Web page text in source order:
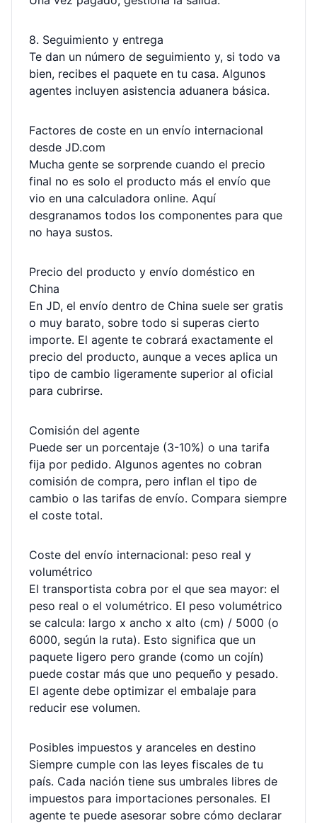
8. Seguimiento y entrega
Te dan un número de seguimiento y, si todo va
bien, recibes el paquete en tu casa. Algunos
agentes incluyen asistencia aduanera básica.
Factores de coste en un envío internacional
desde JD.com
Mucha gente se sorprende cuando el precio
final no es solo el producto más el envío que
vio en una calculadora online. Aquí
desgranamos todos los componentes para que
no haya sustos.
Precio del producto y envío doméstico en
China
En JD, el envío dentro de China suele ser gratis
o muy barato, sobre todo si superas cierto
importe. El agente te cobrará exactamente el
precio del producto, aunque a veces aplica un
tipo de cambio ligeramente superior al oficial
para cubrirse.
Comisión del agente
Puede ser un porcentaje (3-10%) o una tarifa
fija por pedido. Algunos agentes no cobran
comisión de compra, pero inflan el tipo de
cambio o las tarifas de envío. Compara siempre
el coste total.
Coste del envío internacional: peso real y
volumétrico
El transportista cobra por el que sea mayor: el
peso real o el volumétrico. El peso volumétrico
se calcula: largo x ancho x alto (cm) / 5000 (o
6000, según la ruta). Esto significa que un
paquete ligero pero grande (como un cojín)
puede costar más que uno pequeño y pesado.
El agente debe optimizar el embalaje para
reducir ese volumen.
Posibles impuestos y aranceles en destino
Siempre cumple con las leyes fiscales de tu
país. Cada nación tiene sus umbrales libres de
impuestos para importaciones personales. El
agente te puede asesorar sobre cómo declarar